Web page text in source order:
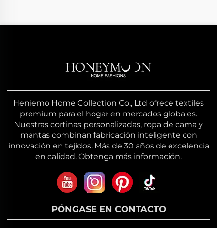
Heniemo Home Collection Co., Ltd ofrece textiles
premium para el hogar en mercados globales.
Nuestras cortinas personalizadas, ropa de cama y
mantas combinan fabricación inteligente con
innovación en tejidos. Más de 30 años de excelencia
en calidad. Obtenga más información.
PÓNGASE EN CONTACTO